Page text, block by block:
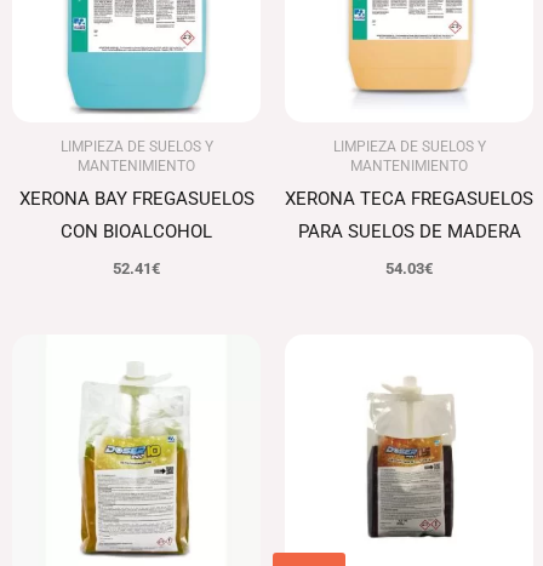
LIMPIEZA DE SUELOS Y
MANTENIMIENTO
XERONA BAY FREGASUELOS
CON BIOALCOHOL
52.41€
LIMPIEZA DE SUELOS Y
MANTENIMIENTO
XERONA TECA FREGASUELOS
PARA SUELOS DE MADERA
54.03€
precio
original
era:
88.87€.
actual
original
era:
113.80€.